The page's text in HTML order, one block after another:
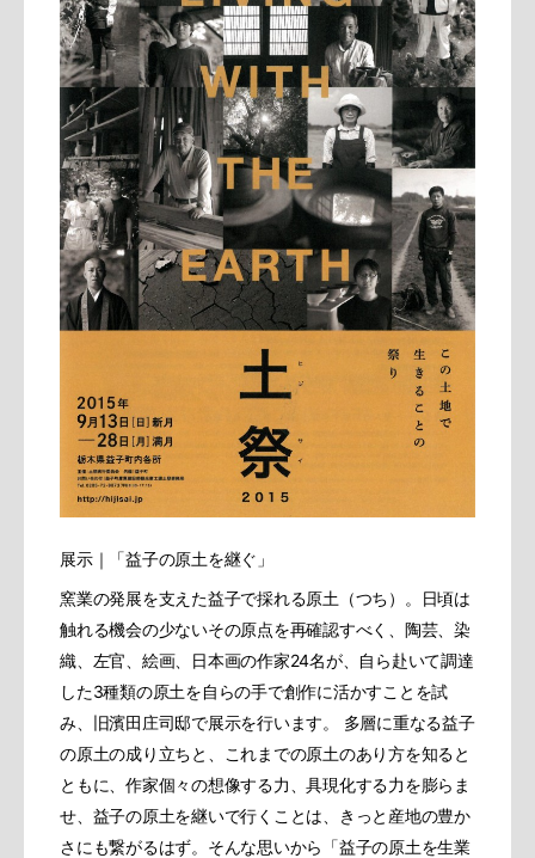
展示｜「益子の原土を継ぐ」
窯業の発展を支えた益子で採れる原土（つち）。日頃は
触れる機会の少ないその原点を再確認すべく、陶芸、染
織、左官、絵画、日本画の作家24名が、自ら赴いて調達
した3種類の原土を自らの手で創作に活かすことを試
み、旧濱田庄司邸で展示を行います。 多層に重なる益子
の原土の成り立ちと、これまでの原土のあり方を知ると
ともに、作家個々の想像する力、具現化する力を膨らま
せ、益子の原土を継いで行くことは、きっと産地の豊か
さにも繋がるはず。そんな思いから「益子の原土を生業